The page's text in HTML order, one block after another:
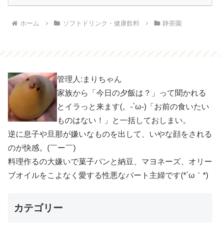
ホーム ソフトドリンク・健康飲料 静茶園
管理人:まりちゃん
家族から「今日の夕飯は？」って聞かれる
とイラっと来ます(。-`ω-)「お前の食いたい
ものはない！」と一括しておしまい。
逆に息子や旦那が嫌いなものを出して、いやな顔をされる
のが快感。(￣ー￣)
料理作るの大嫌いで菓子パンと納豆、マヨネーズ、オリー
ブオイルをこよなく愛する性悪なパート主婦です(*´ω｀*)
カテゴリー